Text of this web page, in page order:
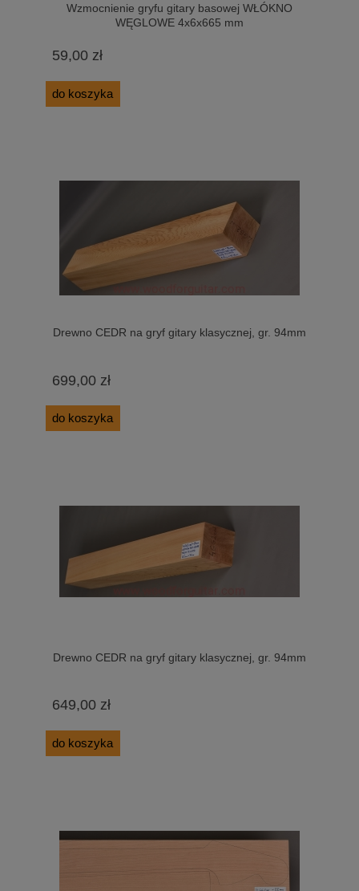
Wzmocnienie gryfu gitary basowej WŁÓKNO
WĘGLOWE 4x6x665 mm
59,00 zł
do koszyka
Drewno CEDR na gryf gitary klasycznej, gr. 94mm
699,00 zł
do koszyka
Drewno CEDR na gryf gitary klasycznej, gr. 94mm
649,00 zł
do koszyka